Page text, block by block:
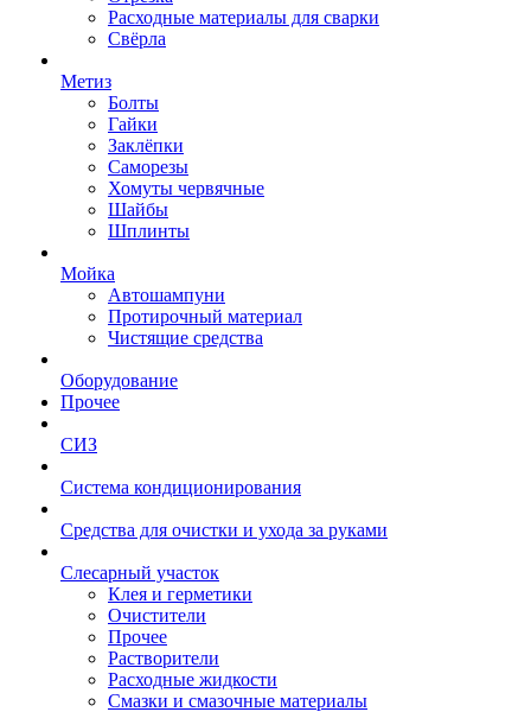
Расходные материалы для сварки
Свёрла
Метиз
Болты
Гайки
Заклёпки
Саморезы
Хомуты червячные
Шайбы
Шплинты
Мойка
Автошампуни
Протирочный материал
Чистящие средства
Оборудование
Прочее
СИЗ
Система кондиционирования
Средства для очистки и ухода за руками
Слесарный участок
Клея и герметики
Очистители
Прочее
Растворители
Расходные жидкости
Смазки и смазочные материалы